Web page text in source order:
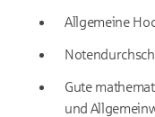
Allgemeine
Gute
und